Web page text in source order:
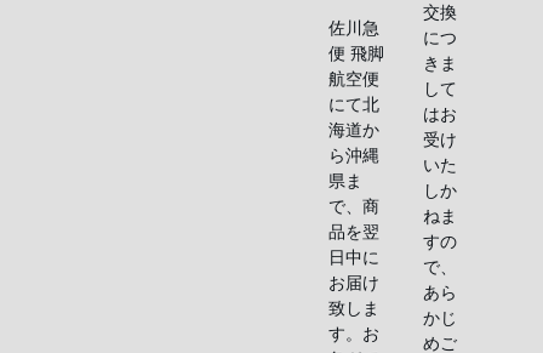
佐川急
便 飛脚
航空便
にて北
海道か
ら沖縄
県ま
で、商
品を翌
日中に
お届け
致しま
す。お
交換
につ
きま
して
はお
受け
いた
しか
ねま
すの
で、
あら
かじ
めご